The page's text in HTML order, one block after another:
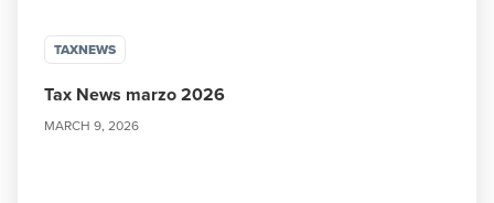
TAXNEWS
Tax News marzo 2026
MARCH 9, 2026